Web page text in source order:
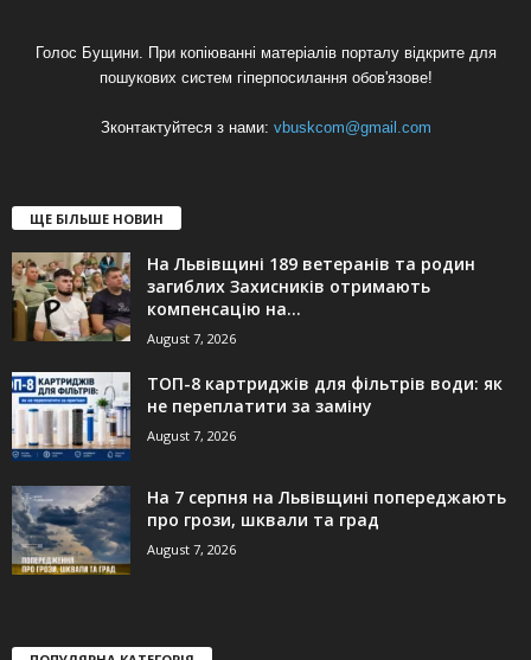
Голос Бущини. При копіюванні матеріалів порталу відкрите для
пошукових систем гіперпосилання обов'язове!
Зконтактуйтеся з нами: vbuskcom@gmail.com
ЩЕ БІЛЬШЕ НОВИН
На Львівщині 189 ветеранів та родин
загиблих Захисників отримають
компенсацію на...
August 7, 2026
ТОП-8 картриджів для фільтрів води: як
не переплатити за заміну
August 7, 2026
На 7 серпня на Львівщині попереджають
про грози, шквали та град
August 7, 2026